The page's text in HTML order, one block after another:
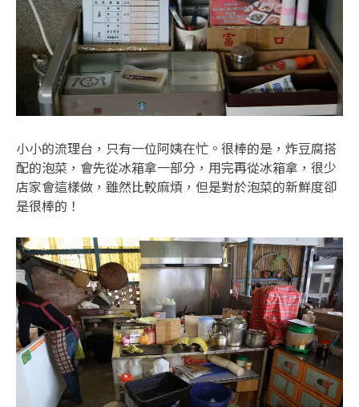
小小的流理台，只有一位阿姨在忙。很棒的是，炸豆腐搭
配的泡菜，會先從冰箱拿一部分，用完再從冰箱拿，很少
店家會這樣做，雖然比較麻煩，但是對於泡菜的新鮮度卻
是很棒的！